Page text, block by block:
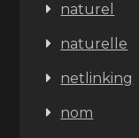
naturel
naturelle
netlinking
nom